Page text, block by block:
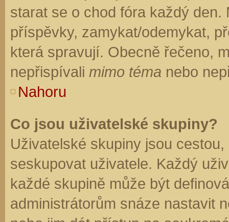
starat se o chod fóra každý
příspěvky, zamykat/odemykat,
která spravují. Obecně řečeno,
nepřispívali mimo téma nebo
Nahoru
Co jsou uživatelské skupiny?
Uživatelské skupiny jsou
seskupovat uživatele. Každý
každé skupině může být
administrátorům snáze nastavit